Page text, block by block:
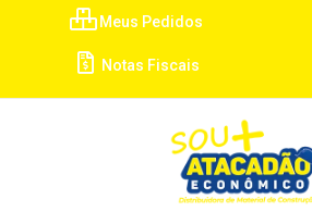
Meus Pedidos
Notas Fiscais